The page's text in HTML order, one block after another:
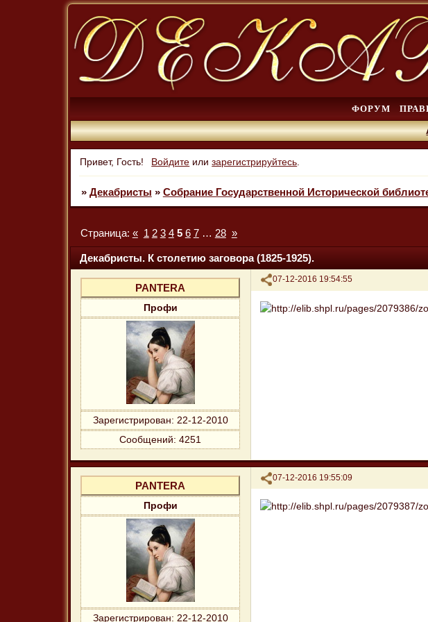
ФОРУМ
Привет, Гость! Войдите илизарегистрируйтесь.
» Декабристы » Собрание Государственной Исторической
Декабристы. К столетию заговора (1825-1925).
Страница: « 1 2 3 4 5 6 7 … 28 »
Поделиться
07-12-2016 19:54:55
PANTERA
Профи
Зарегистрирован: 22-12-2010
Сообщений: 4251
Поделиться
07-12-2016 19:55:09
PANTERA
Профи
Зарегистрирован: 22-12-2010